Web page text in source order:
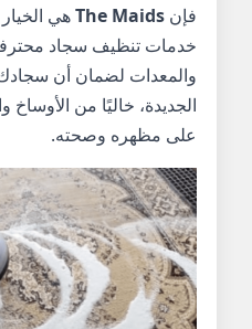
فإن The Maidsهي
خدمات تنظيف سجاد
والمعدات لضمان أن
الجديدة، خاليًا من الأوساخ
على مظهره وصحته.